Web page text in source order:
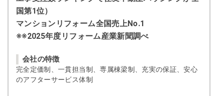
国第1位）
マンションリフォーム全国売上No.1
※※2025年度リフォーム産業新聞調べ
会社の特徴
完全定価制、一貫担当制、専属棟梁制、充実の保証、安心
のアフターサービス体制